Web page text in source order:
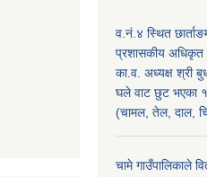
व.नं.४ स्थित
प्रशासकीय अधिकृत
का.व. अध्यक्ष श्री
घले वाट छुट भएका
(चामल, तेल, दाल,
चामे गाउँपालिकाले